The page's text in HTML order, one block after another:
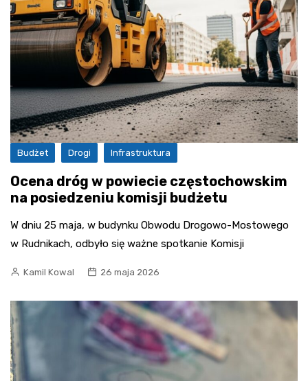
Budżet Drogi Infrastruktura
Ocena dróg w powiecie częstochowskim
na posiedzeniu komisji budżetu
W dniu 25 maja, w budynku Obwodu Drogowo-Mostowego
w Rudnikach, odbyło się ważne spotkanie Komisji
Kamil Kowal 26 maja 2026